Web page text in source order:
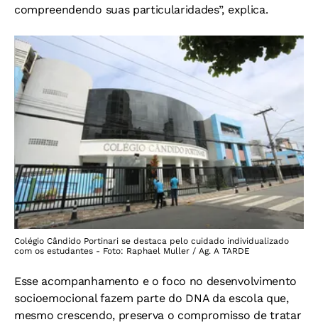
compreendendo suas particularidades”, explica.
Colégio Cândido Portinari se destaca pelo cuidado individualizado
com os estudantes - Foto: Raphael Muller / Ag. A TARDE
Esse acompanhamento e o foco no desenvolvimento
socioemocional fazem parte do DNA da escola que,
mesmo crescendo, preserva o compromisso de tratar